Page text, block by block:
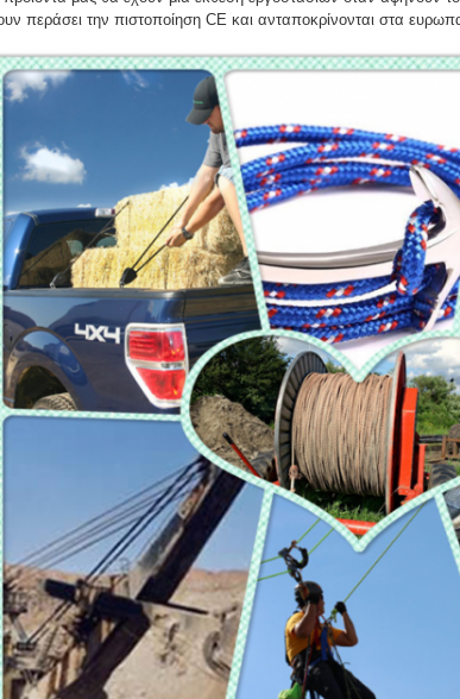
περάσει την πιστοποίηση CE και ανταποκρίνονται στα